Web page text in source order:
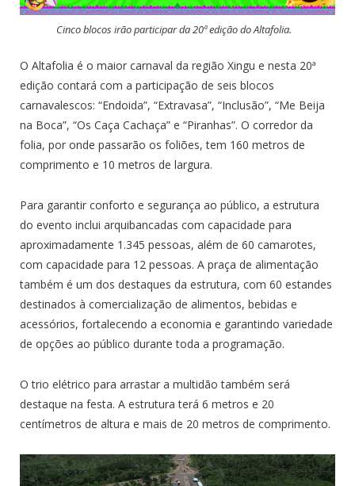
Cinco blocos irão participar da 20ª edição do Altafolia.
O Altafolia é o maior carnaval da região Xingu e nesta 20ª
edição contará com a participação de seis blocos
carnavalescos: “Endoida”, “Extravasa”, “Inclusão”, “Me Beija
na Boca”, “Os Caça Cachaça” e “Piranhas”. O corredor da
folia, por onde passarão os foliões, tem 160 metros de
comprimento e 10 metros de largura.
Para garantir conforto e segurança ao público, a estrutura
do evento inclui arquibancadas com capacidade para
aproximadamente 1.345 pessoas, além de 60 camarotes,
com capacidade para 12 pessoas. A praça de alimentação
também é um dos destaques da estrutura, com 60 estandes
destinados à comercialização de alimentos, bebidas e
acessórios, fortalecendo a economia e garantindo variedade
de opções ao público durante toda a programação.
O trio elétrico para arrastar a multidão também será
destaque na festa. A estrutura terá 6 metros e 20
centímetros de altura e mais de 20 metros de comprimento.